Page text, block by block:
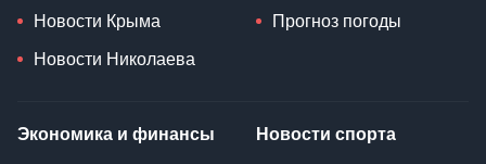
Новости Крыма
Новости Николаева
Прогноз погоды
Экономика и финансы Новости спорта